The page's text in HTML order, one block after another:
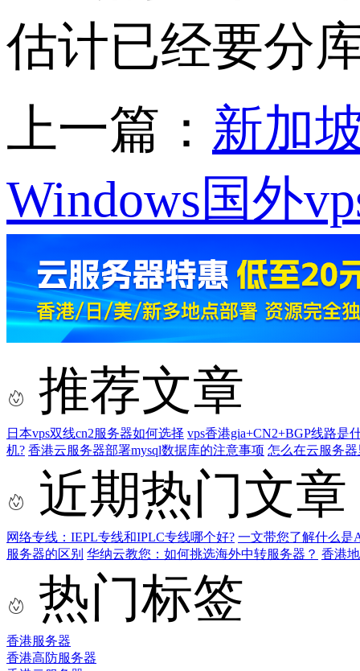
估计已经要分
上一篇： 新加
Windows国外
推荐文章
日本vps双线cn2服务器如何选择 vps香港gia+CN2+BGP线路是
机? 香港云服务器部署mysql数据库的注意事项 怎么在云服务器
近期热门文章
网络专线：IEPL专线和IPLC专线哪个好? 一文带您了解什么是
服务器的区别 华纳云教您：如何挑选海外中转服务器？ 香港
热门标签
香港服务器
香港高防服务器